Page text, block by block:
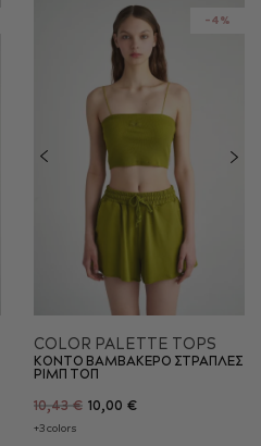
-4%
COLOR PALETTE TOPS
ΚΟΝΤΟ ΒΑΜΒΑΚΕΡΟ ΣΤΡΑΠΛΕΣ
ΡΙΜΠ ΤΟΠ
10,43 € 10,00 €
+3 colors